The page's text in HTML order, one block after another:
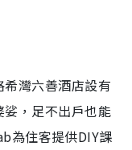
灣六善酒店設有
，足不出戶也能
為住客提供DIY課